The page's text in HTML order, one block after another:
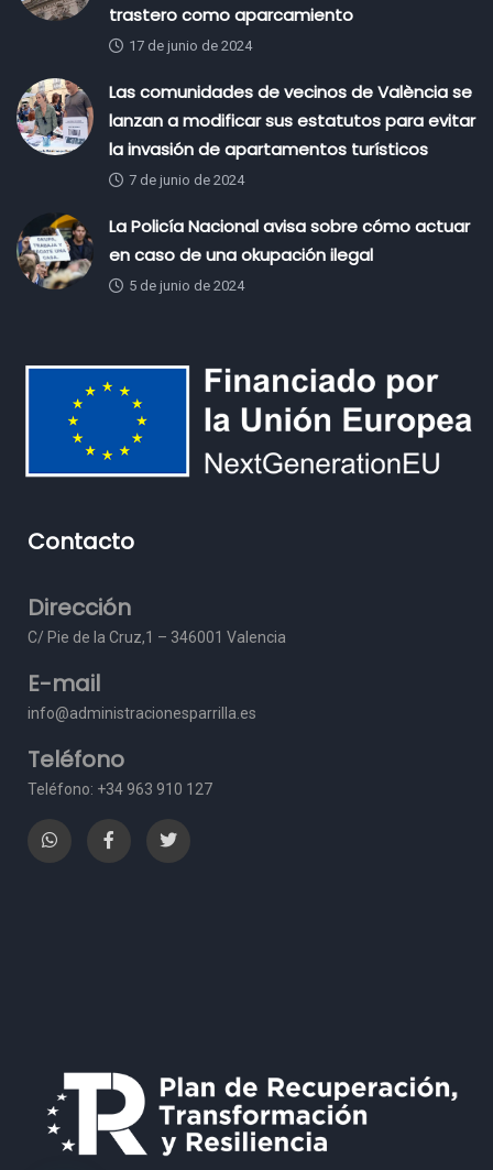
trastero como aparcamiento
17 de junio de 2024
Las comunidades de vecinos de València se
lanzan a modificar sus estatutos para evitar
la invasión de apartamentos turísticos
7 de junio de 2024
La Policía Nacional avisa sobre cómo actuar
en caso de una okupación ilegal
5 de junio de 2024
Contacto
Dirección
C/ Pie de la Cruz,1 – 346001 Valencia
E-mail
info@administracionesparrilla.es
Teléfono
Teléfono: +34 963 910 127